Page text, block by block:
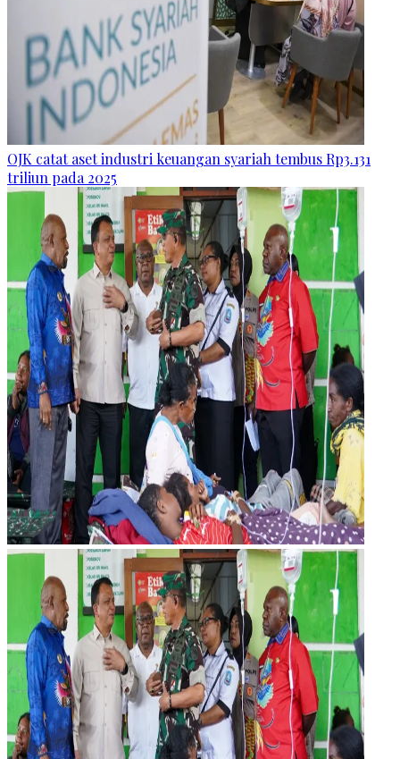
OJK catat aset industri keuangan syariah tembus Rp3.131
triliun pada 2025